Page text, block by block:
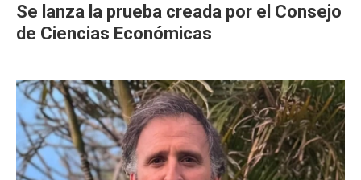
Se lanza la prueba creada por el Consejo
de Ciencias Económicas